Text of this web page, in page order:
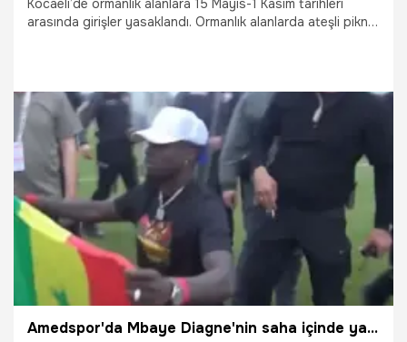
Kocaeli’de ormanlık alanlara 15 Mayıs-1 Kasım tarihleri
arasında girişler yasaklandı. Ormanlık alanlarda ateşli piknik,
uygulanacağı bildirildi.
7.05.2026 Kocaeli
Amedspor'da Mbaye Diagne'nin saha içinde yaptığı hareket gündem oldu! Polis müdahale etti